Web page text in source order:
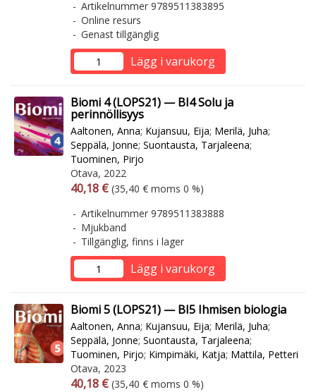
Artikelnummer 9789511383895
Online resurs
Genast tillgänglig
Lägg i varukorg
Biomi 4 (LOPS21) — BI4 Solu ja
perinnöllisyys
Aaltonen, Anna; Kujansuu, Eija; Merilä, Juha;
Seppälä, Jonne; Suontausta, Tarjaleena;
Tuominen, Pirjo
Otava, 2022
Arvonlisäverollinen hinta
40,18 € Arvonlisäveroton hinta
(35,40 € moms 0 %)
Artikelnummer 9789511383888
Mjukband
Tillgänglig, finns i lager
Lägg i varukorg
Biomi 5 (LOPS21) — BI5 Ihmisen biologia
Aaltonen, Anna; Kujansuu, Eija; Merilä, Juha;
Seppälä, Jonne; Suontausta, Tarjaleena;
Tuominen, Pirjo; Kimpimäki, Katja; Mattila, Petteri
Otava, 2023
Arvonlisäverollinen hinta
40,18 € Arvonlisäveroton hinta
(35,40 € moms 0 %)